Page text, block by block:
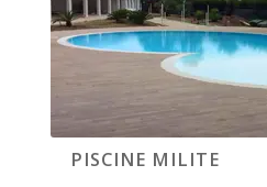
PISCINE MILITE